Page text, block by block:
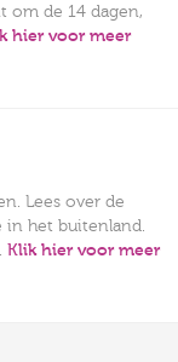
om de 14 dagen,
hier voor meer
Lees over de
in het buitenland.
Klik hier voor meer